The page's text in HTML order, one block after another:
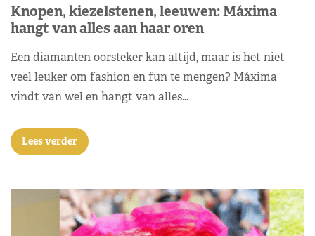
Knopen, kiezelstenen, leeuwen: Máxima
hangt van alles aan haar oren
Een diamanten oorsteker kan altijd, maar is het niet
veel leuker om fashion en fun te mengen? Máxima
vindt van wel en hangt van alles…
Lees verder